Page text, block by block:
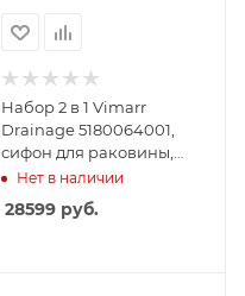
Набор 2 в 1 Vimarr
Drainage 5180064001,
сифон для раковины,
донный клапан с
переливом, золото
Нет в наличии
28599руб.